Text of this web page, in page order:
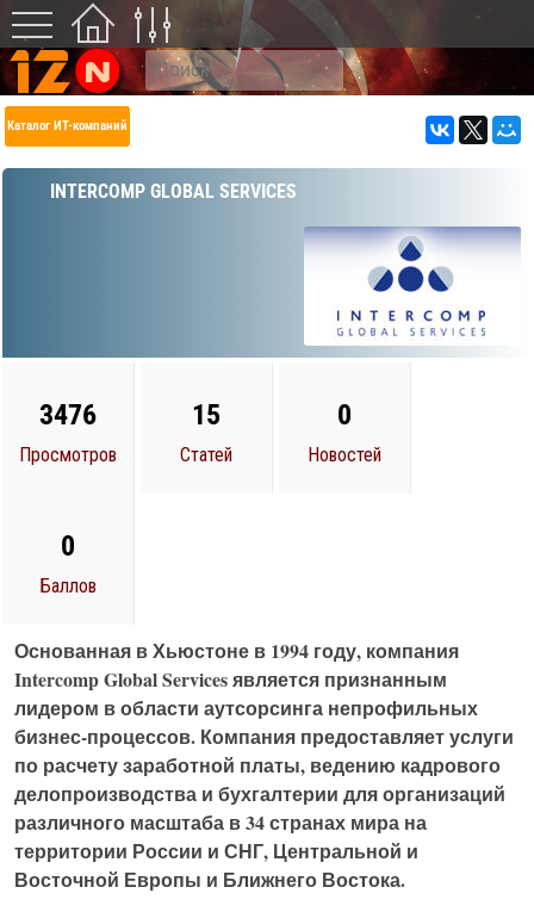
Каталог ИТ-компаний
INTERCOMP GLOBAL SERVICES
3476
Просмотров
15
Статей
0
Новостей
0
Баллов
Основанная в Хьюстоне в 1994 году, компания
Intercomp Global Services является признанным
лидером в области аутсорсинга непрофильных
бизнес-процессов. Компания предоставляет услуги
по расчету заработной платы, ведению кадрового
делопроизводства и бухгалтерии для организаций
различного масштаба в 34 странах мира на
территории России и СНГ, Центральной и
Восточной Европы и Ближнего Востока.